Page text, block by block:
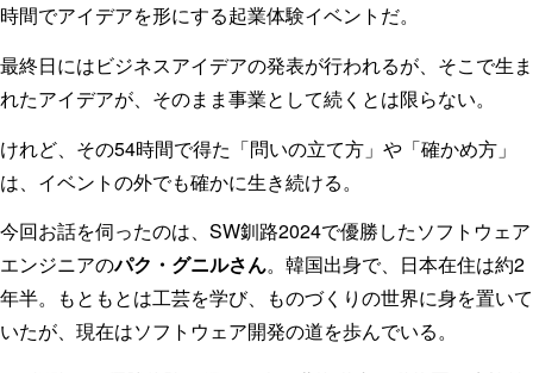
時間でアイデアを形にする起業体験イベントだ。
最終日にはビジネスアイデアの発表が行われるが、そこで生ま
れたアイデアが、そのまま事業として続くとは限らない。
けれど、その54時間で得た「問いの立て方」や「確かめ方」
は、イベントの外でも確かに生き続ける。
今回お話を伺ったのは、SW釧路2024で優勝したソフトウェア
エンジニアのパク・グニルさん。韓国出身で、日本在住は約2
年半。もともとは工芸を学び、ものづくりの世界に身を置いて
いたが、現在はソフトウェア開発の道を歩んでいる。